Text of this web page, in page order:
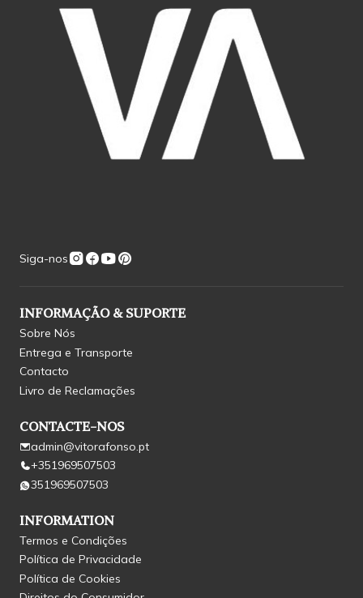
Siga-nos
INFORMAÇÃO & SUPORTE
Sobre Nós
Entrega e Transporte
Contacto
Livro de Reclamações
CONTACTE-NOS
admin@vitorafonso.pt
+351969507503
351969507503
INFORMATION
Termos e Condições
Política de Privacidade
Política de Cookies